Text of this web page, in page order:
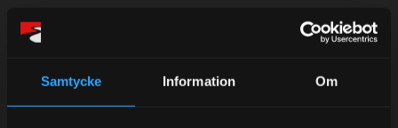
Samtycke Information Om
Semestertider.
Under V.27 - V.33 nås vi enbart på mejl. Ordrar skickas